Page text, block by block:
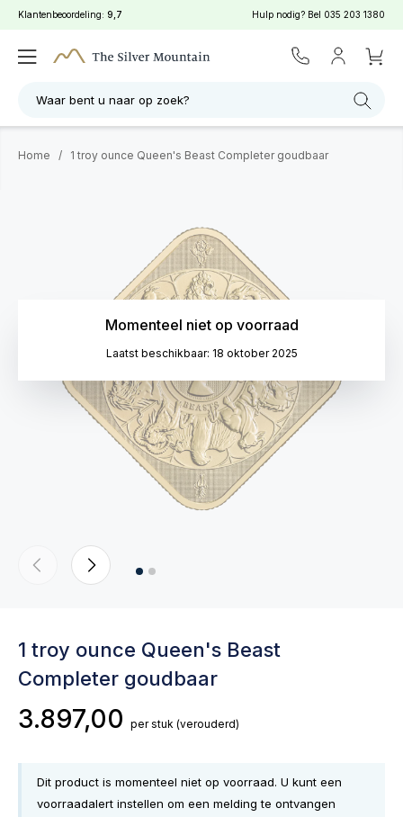
Klantenbeoordeling: 9,7 Hulp nodig? Bel 035 203 1380
Waar bent u naar op zoek?
Home / 1 troy ounce Queen's Beast Completer goudbaar
Momenteel niet op voorraad
Laatst beschikbaar: 18 oktober 2025
1 troy ounce Queen's Beast
Completer goudbaar
3.897,00 per stuk (verouderd)
Dit product is momenteel niet op voorraad. U kunt een
voorraadalert instellen om een melding te ontvangen